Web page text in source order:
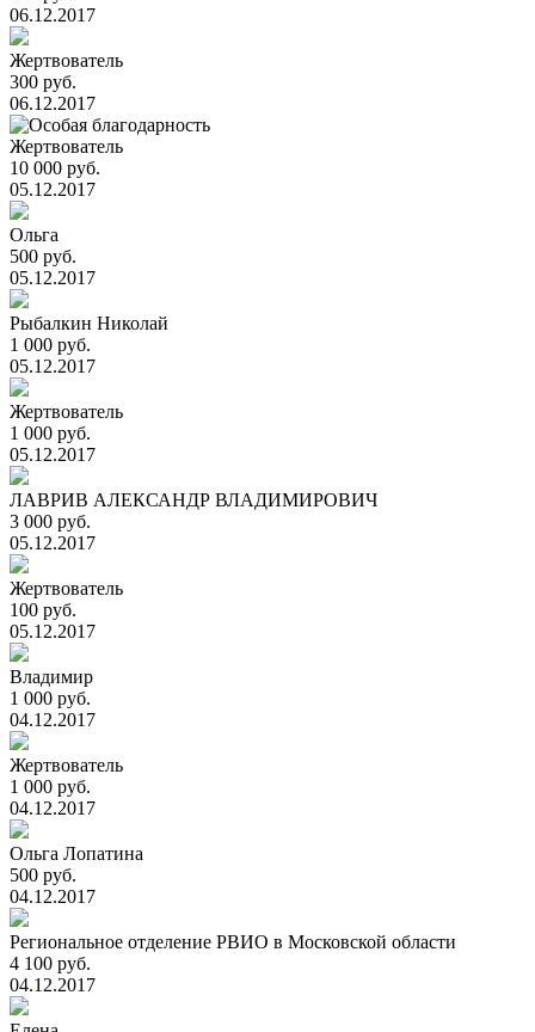
06.12.2017
Жертвователь
300 руб.
06.12.2017
Жертвователь
10 000 руб.
05.12.2017
Ольга
500 руб.
05.12.2017
Рыбалкин Николай
1 000 руб.
05.12.2017
Жертвователь
1 000 руб.
05.12.2017
ЛАВРИВ АЛЕКСАНДР ВЛАДИМИРОВИЧ
3 000 руб.
05.12.2017
Жертвователь
100 руб.
05.12.2017
Владимир
1 000 руб.
04.12.2017
Жертвователь
1 000 руб.
04.12.2017
Ольга Лопатина
500 руб.
04.12.2017
Региональное отделение РВИО в Московской области
4 100 руб.
04.12.2017